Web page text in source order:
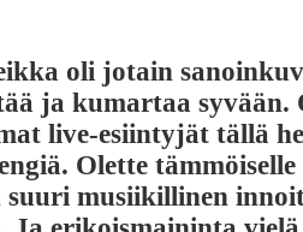
oli jotain
ja kumartaa syvään.
live-esiintyjät tällä
Olette
musiikillinen